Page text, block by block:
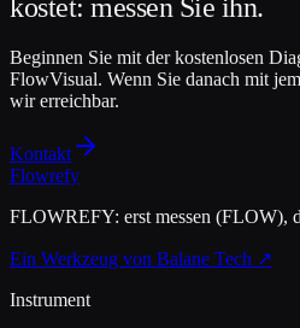
kostet: messen Sie ihn.
Beginnen Sie mit der kostenlosen
FlowVisual. Wenn Sie danach mit
wir erreichbar.
Kontakt
Flowrefy
FLOWREFY: erst messen (FLOW),
Ein Werkzeug von Balane Tech ↗
Instrument